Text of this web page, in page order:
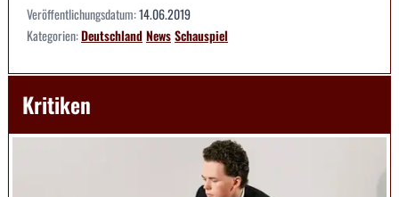
Veröffentlichungsdatum:14.06.2019
Kategorien:DeutschlandNewsSchauspiel
Kritiken